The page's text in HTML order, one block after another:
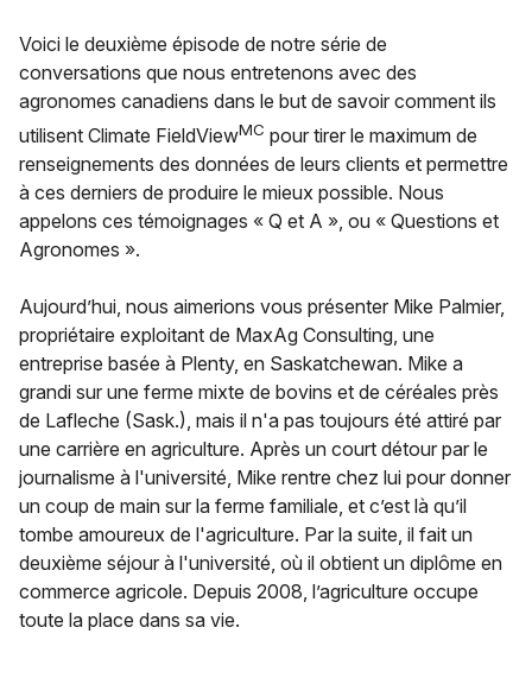
Voici le deuxième épisode de notre série de
conversations que nous entretenons avec des
agronomes canadiens dans le but de savoir comment ils
utilisent Climate FieldViewMC pour tirer le maximum de
renseignements des données de leurs clients et permettre
à ces derniers de produire le mieux possible. Nous
appelons ces témoignages « Q et A », ou « Questions et
Agronomes ».
Aujourd’hui, nous aimerions vous présenter Mike Palmier,
propriétaire exploitant de MaxAg Consulting, une
entreprise basée à Plenty, en Saskatchewan. Mike a
grandi sur une ferme mixte de bovins et de céréales près
de Lafleche (Sask.), mais il n'a pas toujours été attiré par
une carrière en agriculture. Après un court détour par le
journalisme à l'université, Mike rentre chez lui pour donner
un coup de main sur la ferme familiale, et c’est là qu’il
tombe amoureux de l'agriculture. Par la suite, il fait un
deuxième séjour à l'université, où il obtient un diplôme en
commerce agricole. Depuis 2008, l’agriculture occupe
toute la place dans sa vie.